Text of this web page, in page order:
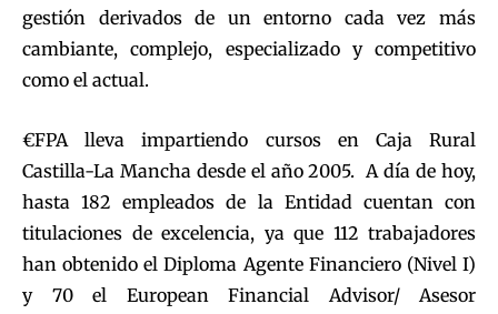
gestión derivados de un entorno cada vez más
cambiante, complejo, especializado y competitivo
como el actual.
€FPA lleva impartiendo cursos en Caja Rural
Castilla-La Mancha desde el año 2005. A día de hoy,
hasta 182 empleados de la Entidad cuentan con
titulaciones de excelencia, ya que 112 trabajadores
han obtenido el Diploma Agente Financiero (Nivel I)
y 70 el European Financial Advisor/ Asesor